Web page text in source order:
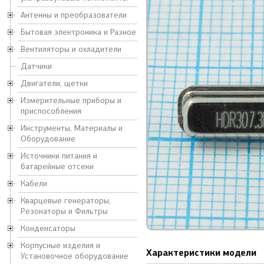
Антенны и преобразователи
Бытовая электроника и Разное
Вентиляторы и охладители
Датчики
Двигатели, щетки
Измерительные приборы и
приспособления
Инструменты, Материалы и
Оборудование
Источники питания и
батарейные отсеки
Кабели
Кварцевые генераторы,
Резонаторы и Фильтры
Конденсаторы
Корпусные изделия и
Установочное оборудование
Характеристики модели